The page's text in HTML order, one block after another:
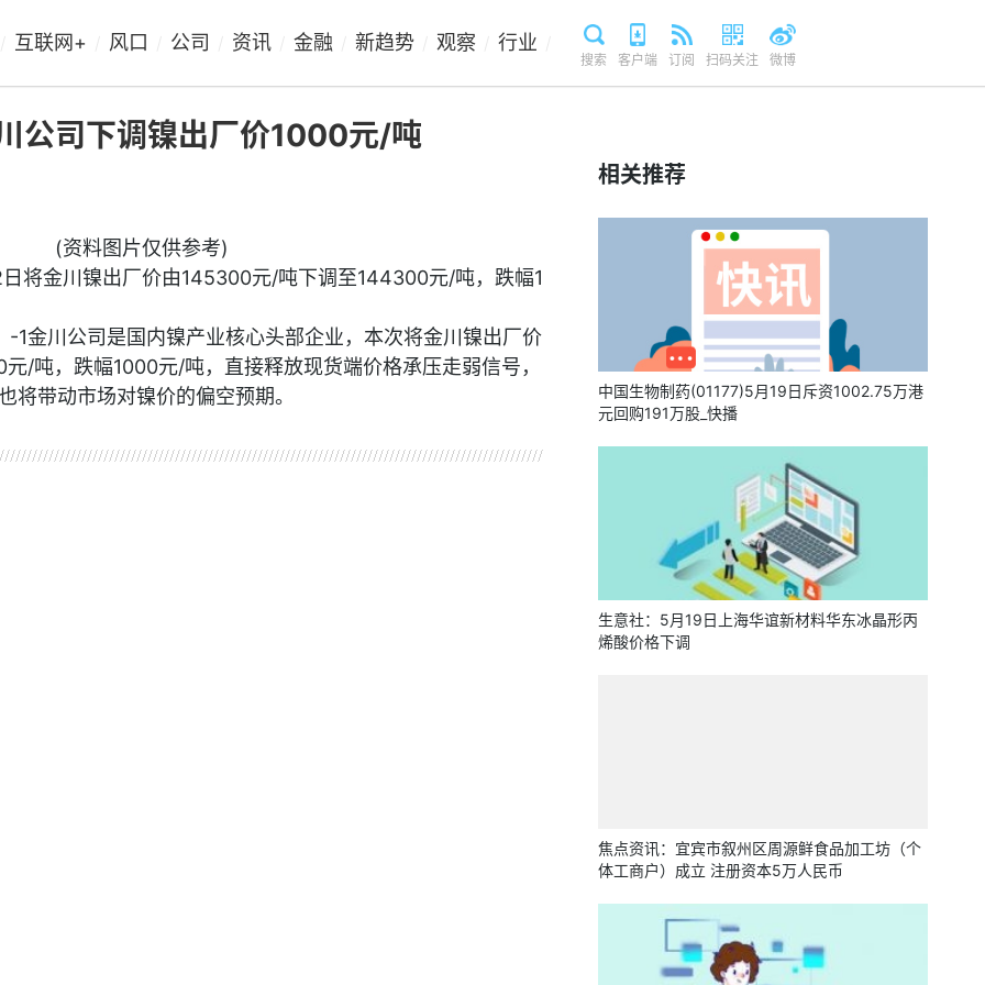
互联网+ 风口 公司 资讯 金融 新趋势 观察 行业
搜索 客户端 订阅 扫码关注 微博
公司下调镍出厂价1000元/吨
(资料图片仅供参考)
将金川镍出厂价由145300元/吨下调至144300元/吨，跌幅1
1金川公司是国内镍产业核心头部企业，本次将金川镍出厂价
/吨，跌幅1000元/吨，直接释放现货端价格承压走弱信号，
将带动市场对镍价的偏空预期。
相关推荐
中国生物制药(01177)5月19日斥资1002.75万港
元回购191万股_快播
生意社：5月19日上海华谊新材料华东冰晶形丙
烯酸价格下调
焦点资讯：宜宾市叙州区周源鲜食品加工坊（个
体工商户）成立 注册资本5万人民币